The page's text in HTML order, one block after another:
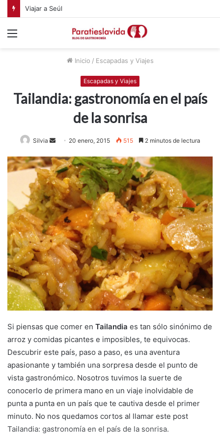
Viajar a Seúl
Inicio / Escapadas y Viajes
Escapadas y Viajes
Tailandia: gastronomía en el país
de la sonrisa
Silvia
S
n
d
a
n
e
m
a
i
l
20 enero, 2015 515 2 minutos de lectura
Si piensas que comer en Tailandia es tan sólo sinónimo de
arroz y comidas picantes e imposibles, te equivocas.
Descubrir este país, paso a paso, es una aventura
apasionante y también una sorpresa desde el punto de
vista gastronómico. Nosotros tuvimos la suerte de
conocerlo de primera mano en un viaje inolvidable de
punta a punta en un país que te cautiva desde el primer
minuto. No nos quedamos cortos al llamar este post
Tailandia: gastronomía en el país de la sonrisa.